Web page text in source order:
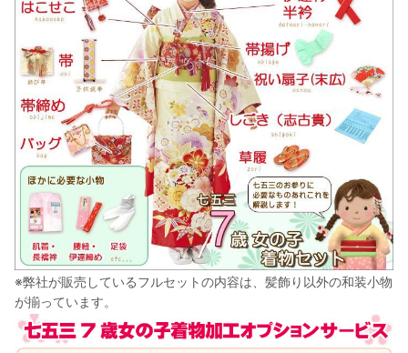
※弊社が販売しているフルセットの内容は、髪飾り以外の和装小物
が揃っています。